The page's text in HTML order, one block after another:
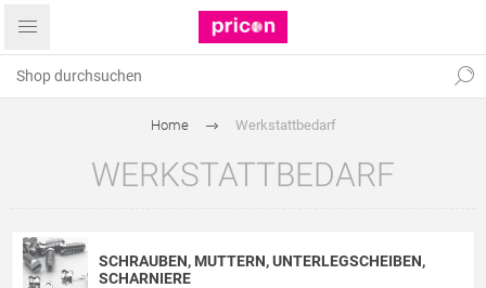
Home Werkstattbedarf
WERKSTATTBEDARF
SCHRAUBEN, MUTTERN, UNTERLEGSCHEIBEN,
SCHARNIERE